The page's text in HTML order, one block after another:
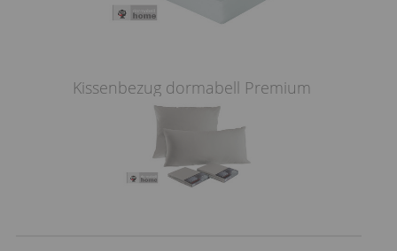
Kissenbezug dormabell Premium